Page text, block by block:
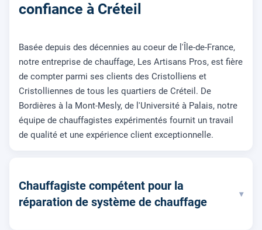
confiance à Créteil
Basée depuis des décennies au coeur de l'Île-de-France,
notre entreprise de chauffage, Les Artisans Pros, est fière
de compter parmi ses clients des Cristolliens et
Cristolliennes de tous les quartiers de Créteil. De
Bordières à la Mont-Mesly, de l'Université à Palais, notre
équipe de chauffagistes expérimentés fournit un travail
de qualité et une expérience client exceptionnelle.
Chauffagiste compétent pour la
réparation de système de chauffage
▾